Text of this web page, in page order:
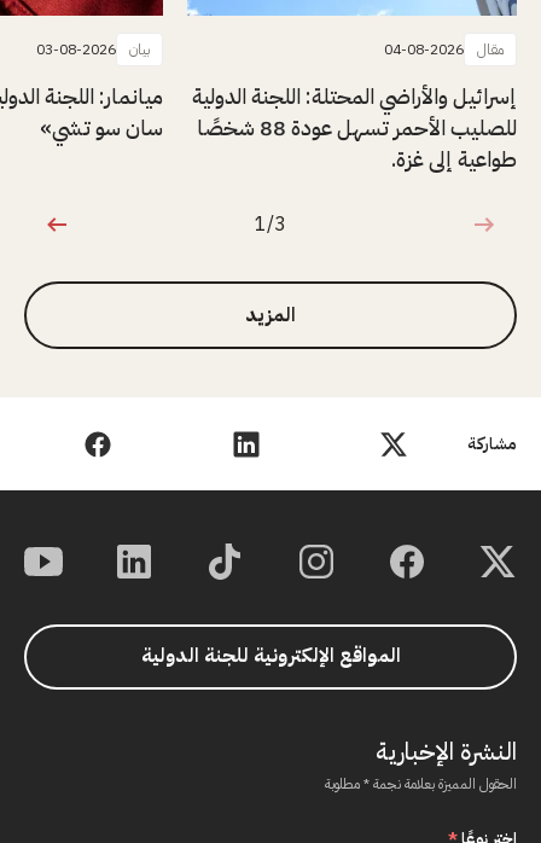
مشاركة
مقال 04-08-2026
إسرائيل والأراضي المحتلة: اللجنة الدولية
للصليب الأحمر تسهل عودة 88 شخصًا
طواعية إلى غزة.
بيان 03-08-2026
ميانمار: اللجنة
سان سو تشي»
1 من 3
1/3
المزيد
المواقع الإلكترونية للجنة الدولية
النشرة الإخبارية
الحقول المميزة بعلامة نجمة * مطلوبة